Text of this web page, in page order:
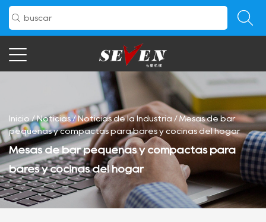
Inicio /Noticias/Noticias de la Industria / Mesas de bar
pequeñas y compactas para bares y cocinas del hogar
Mesas de bar pequeñas y compactas para
bares y cocinas del hogar